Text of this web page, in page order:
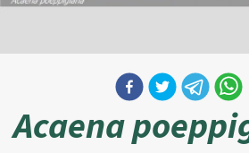
Acaena